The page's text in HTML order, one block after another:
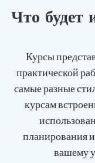
Что будет
Курсы
практической
самые разные
курсам
планирования
вашему